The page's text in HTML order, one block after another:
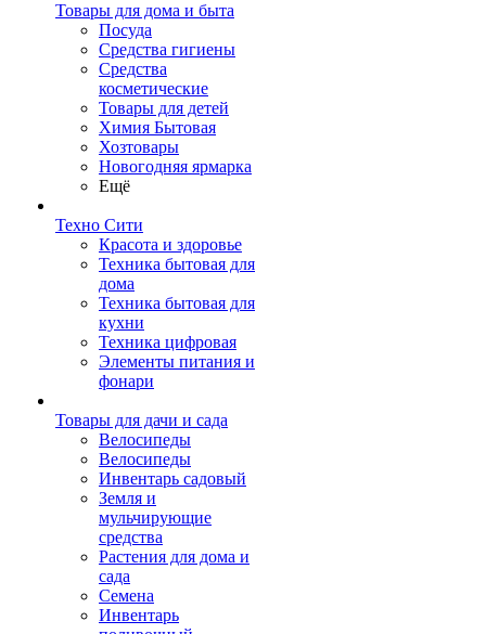
Товары для дома и быта
Посуда
Средства гигиены
Средства
косметические
Товары для детей
Химия Бытовая
Хозтовары
Новогодняя ярмарка
Ещё
Техно Сити
Красота и здоровье
Техника бытовая для
дома
Техника бытовая для
кухни
Техника цифровая
Элементы питания и
фонари
Товары для дачи и сада
Велосипеды
Велосипеды
Инвентарь садовый
Земля и
мульчирующие
средства
Растения для дома и
сада
Семена
Инвентарь